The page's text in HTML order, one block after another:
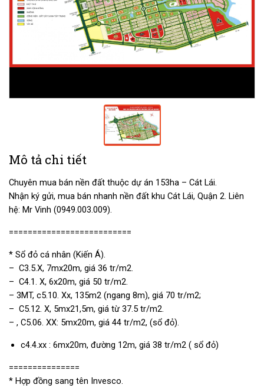
Mô tả chi tiết
Chuyên mua bán nền đất thuộc dự án 153ha – Cát Lái.
Nhận ký gửi, mua bán nhanh nền đất khu Cát Lái, Quận 2. Liên
hệ: Mr Vinh (0949.003.009).
==========================
* Sổ đỏ cá nhân (Kiến Á).
– C3.5.X, 7mx20m, giá 36 tr/m2.
– C4.1. X, 6x20m, giá 50 tr/m2.
– 3MT, c5.10. Xx, 135m2 (ngang 8m), giá 70 tr/m2;
– C5.12. X, 5mx21,5m, giá từ 37.5 tr/m2.
– , C5.06. XX: 5mx20m, giá 44 tr/m2, (sổ đỏ).
c4.4.xx : 6mx20m, đường 12m, giá 38 tr/m2 ( sổ đỏ)
===============
* Hợp đồng sang tên Invesco.